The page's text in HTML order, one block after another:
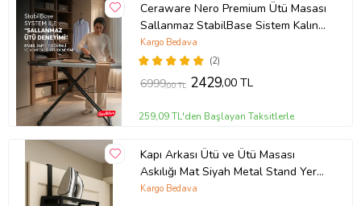
Ceraware Nero Premium Ütü Masası
Sallanmaz StabilBase Sistem Kalın
Boru Büyük Boy Profesyonel Ütü
Deneyimi
(2)
Kargo Bedava
6999,00 TL 2429,00 TL
259,09 TL'den Başlayan Taksitlerle
Kapı Arkası Ütü ve Ütü Masası
Askılığı Mat Siyah Metal Stand Yer
Tasarruflu Organizer
Kargo Bedava